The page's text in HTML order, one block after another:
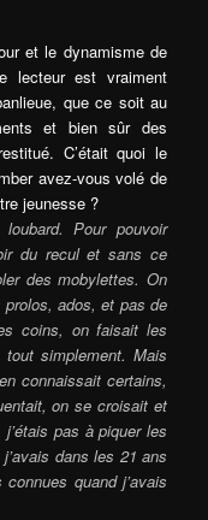
et le dynamisme de
lecteur est vraiment
que ce soit au
et bien sûr des
C’était quoi le
avez-vous volé de
jeunesse ?
Pour pouvoir
du recul et sans ce
des mobylettes. On
ados, et pas de
coins, on faisait les
simplement. Mais
connaissait certains,
on se croisait et
pas à piquer les
dans les 21 ans
quand j’avais